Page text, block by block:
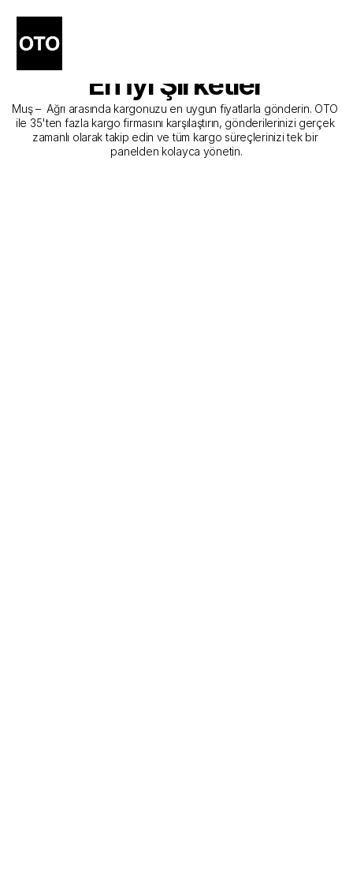
Gönderim Hizmeti Sunan
En İyi Şirketler
Muş –  Ağrı arasında kargonuzu en uygun fiyatlarla gönderin. OTO
ile 35'ten fazla kargo firmasını karşılaştırın, gönderilerinizi gerçek
zamanlı olarak takip edin ve tüm kargo süreçlerinizi tek bir
panelden kolayca yönetin.